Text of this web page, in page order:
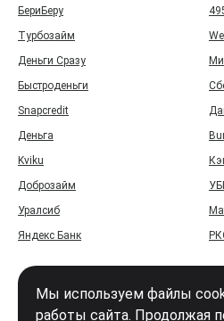
БериБеру
Турбозайм
Деньги Сразу
Быстроденьги
Snapcredit
Деньга
Kviku
Доброзайм
Уралсиб
Яндекс Банк
Мы используем файлы
работы сайта. Продолжая